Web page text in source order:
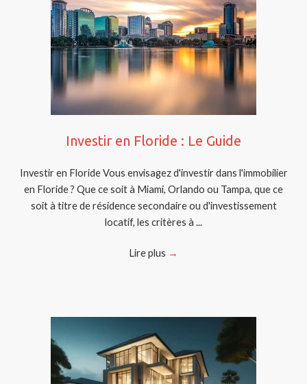
Investir en Floride : Le Guide
Investir en Floride Vous envisagez d'investir dans l'immobilier
en Floride ? Que ce soit à Miami, Orlando ou Tampa, que ce
soit à titre de résidence secondaire ou d'investissement
locatif, les critères à ...
Lire plus →